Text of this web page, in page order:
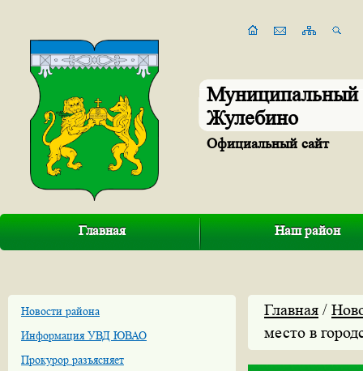
Муниципальный
Жулебино
Официальный сайт
Главная Наш район
Новости района
Информация УВД ЮВАО
Прокурор разъясняет
Главная /
место в